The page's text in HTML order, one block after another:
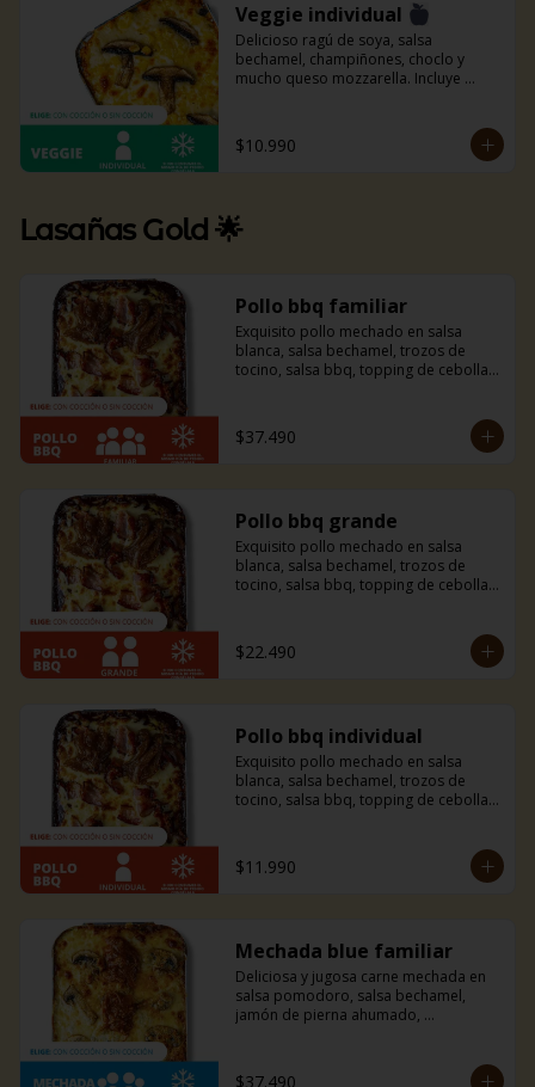
Veggie individual
Delicioso ragú de soya, salsa
bechamel, champiñones, choclo y
mucho queso mozzarella. Incluye
$10.990
Lasañas Gold 🌟
Pollo bbq familiar
Exquisito pollo mechado en salsa
blanca, salsa bechamel, trozos de
tocino, salsa bbq, topping de cebolla
la bbq esta combinación es ideal para
ti, te fascinará.
$37.490
Pollo bbq grande
Exquisito pollo mechado en salsa
blanca, salsa bechamel, trozos de
tocino, salsa bbq, topping de cebolla
la bbq esta combinación es ideal para
ti, te fascinará.
$22.490
Pollo bbq individual
Exquisito pollo mechado en salsa
blanca, salsa bechamel, trozos de
tocino, salsa bbq, topping de cebolla
la bbq esta combinación es ideal para
ti, te fascinará.
$11.990
Mechada blue familiar
Deliciosa y jugosa carne mechada en
salsa pomodoro, salsa bechamel,
jamón de pierna ahumado,
sabor sutil y único que solo esta
$37.490